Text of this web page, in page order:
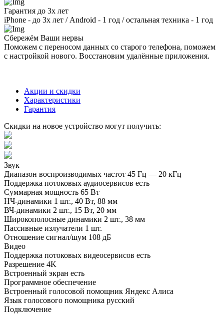
Гарантия до 3х лет
iPhone - до 3х лет / Android - 1 год / остальная техника - 1 год
Сбережём Ваши нервы
Поможем с переносом данных со старого телефона, поможем
с настройкой нового. Восстановим удалённые приложения.
Акции и скидки
Характеристики
Гарантия
Скидки на новое устройство могут получить:
Звук
Диапазон воспроизводимых частот 45 Гц — 20 кГц
Поддержка потоковых аудиосервисов есть
Суммарная мощность 65 Вт
НЧ-динамики 1 шт., 40 Вт, 88 мм
ВЧ-динамики 2 шт., 15 Вт, 20 мм
Широкополосные динамики 2 шт., 38 мм
Пассивные излучатели 1 шт.
Отношение сигнал/шум 108 дБ
Видео
Поддержка потоковых видеосервисов есть
Разрешение 4K
Встроенный экран есть
Программное обеспечение
Встроенный голосовой помощник Яндекс Алиса
Язык голосового помощника русский
Подключение